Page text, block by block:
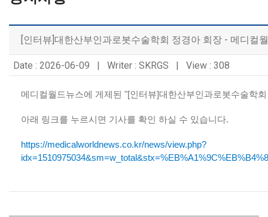
[인터뷰]대한산부인과로봇수술학회 정경아 회장 - 메디컬
Date : 2026-06-09 | Writer : SKRGS | View : 308
메디컬월드뉴스에 게제된 "[인터뷰]대한산부인과로봇수술학
아래 링크를 누르시면 기사를 확인 하실 수 있습니다.
https://medicalworldnews.co.kr/news/view.php?